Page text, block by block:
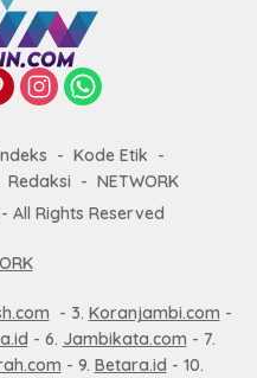
Kode Etik
Redaksi
NETWORK
All Rights Reserved
- 3. Koranjambi.com -
- 6. Jambikata.com - 7.
- 9. Betara.id - 10.